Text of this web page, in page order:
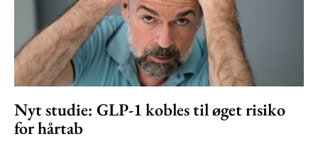
Nyt studie: GLP-1 kobles til øget risiko
for hårtab